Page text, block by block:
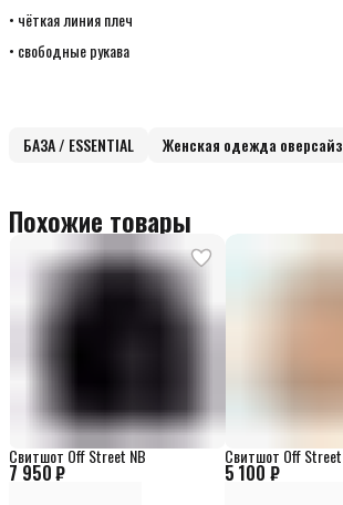
• чёткая линия плеч
• свободные рукава
БАЗА / ESSENTIAL Женская одежда оверсайз
Похожие товары
7 950 ₽
Свитшот Off Street NB
5 100 ₽
Свитшот Off Street